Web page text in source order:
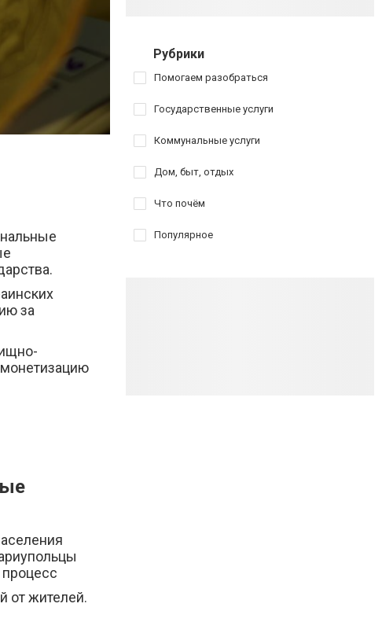
за
от жителей.
Рубрики
Помогаем разобраться
Государственные услуги
Коммунальные услуги
Дом, быт, отдых
Что почём
Популярное